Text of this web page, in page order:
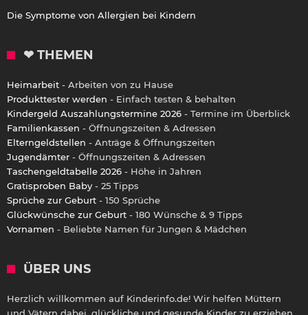
Die Symptome von Allergien bei Kindern
❤ THEMEN
Heimarbeit - Arbeiten von zu Hause
Produkttester werden - Einfach testen & behalten
Kindergeld Auszahlungstermine 2026 - Termine im Überblick
Familienkassen - Öffnungszeiten & Adressen
Elterngeldstellen - Anträge & Öffnungszeiten
Jugendämter - Öffnungszeiten & Adressen
Taschengeldtabelle 2026 - Höhe in Jahren
Gratisproben Baby - 25 Tipps
Sprüche zur Geburt - 150 Sprüche
Glückwünsche zur Geburt - 180 Wünsche & 9 Tipps
Vornamen - Beliebte Namen für Jungen & Mädchen
ÜBER UNS
Herzlich willkommen auf Kinderinfo.de! Wir helfen Müttern